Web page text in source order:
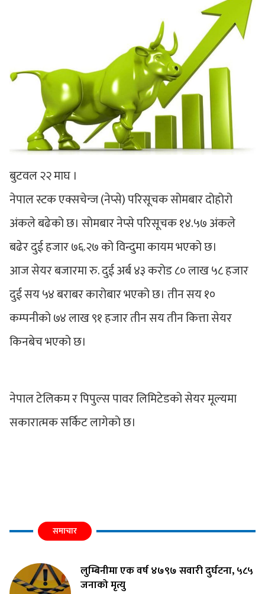
बुटवल २२ माघ ।
नेपाल स्टक एक्सचेन्ज (नेप्से) परिसूचक सोमबार दोहोरो
अंकले बढेको छ। सोमबार नेप्से परिसूचक १४.५७ अंकले
बढेर दुई हजार ७६.२७ को विन्दुमा कायम भएको छ।
आज सेयर बजारमा रु. दुई अर्ब ४३ करोड ८० लाख ५८ हजार
दुई सय ५४ बराबर कारोबार भएको छ। तीन सय १०
कम्पनीको ७४ लाख ९१ हजार तीन सय तीन कित्ता सेयर
किनबेच भएको छ।
नेपाल टेलिकम र पिपुल्स पावर लिमिटेडको सेयर मूल्यमा
सकारात्मक सर्किट लागेको छ।
समाचार
लुम्बिनीमा एक वर्ष ४७९७ सवारी दुर्घटना, ५८५
जनाको मृत्यु